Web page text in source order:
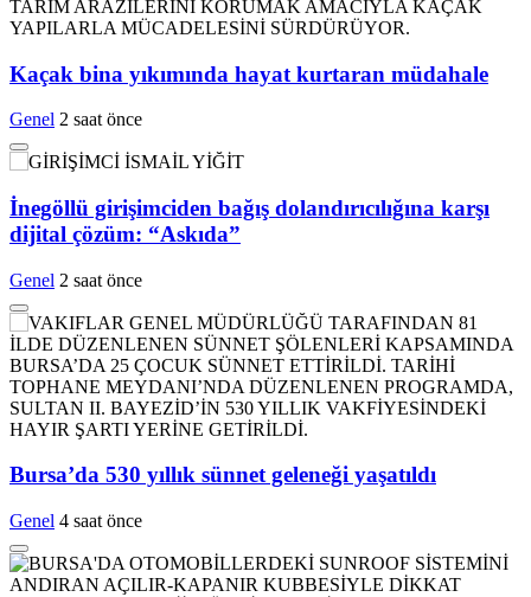
Kaçak bina yıkımında hayat kurtaran müdahale
Genel 2 saat önce
İnegöllü girişimciden bağış dolandırıcılığına karşı
dijital çözüm: “Askıda”
Genel 2 saat önce
Bursa’da 530 yıllık sünnet geleneği yaşatıldı
Genel 4 saat önce